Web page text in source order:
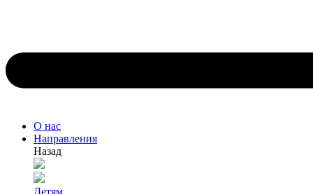
О нас
Направления
Назад
Детям